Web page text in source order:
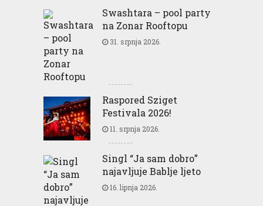
Swashtara – pool party
na Zonar Rooftopu
31. srpnja 2026.
Raspored Sziget
Festivala 2026!
11. srpnja 2026.
Singl “Ja sam dobro”
najavljuje Bablje ljeto
16. lipnja 2026.